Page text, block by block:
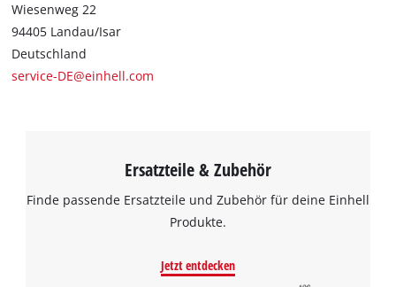
Wiesenweg 22
94405 Landau/Isar
Deutschland
service-DE@einhell.com
Ersatzteile & Zubehör
Finde passende Ersatzteile und Zubehör für deine Einhell
Produkte.
Jetzt entdecken